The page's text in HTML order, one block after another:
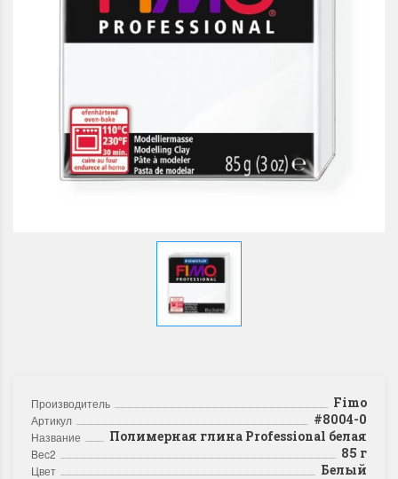
Производитель Fimo
Артикул #8004-0
Название Полимерная глина Professional белая
Bec2 85 г
Цвет Белый